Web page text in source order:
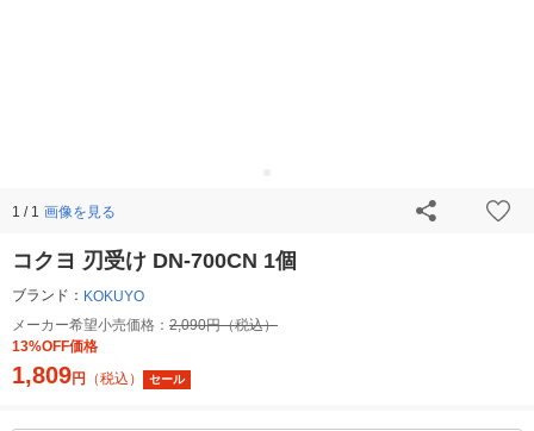
1 / 1 画像を見る
コクヨ 刃受け DN-700CN 1個
ブランド： KOKUYO
メーカー希望小売価格： 2,090円（税込）
13%OFF価格
1,809円 （税込） セール